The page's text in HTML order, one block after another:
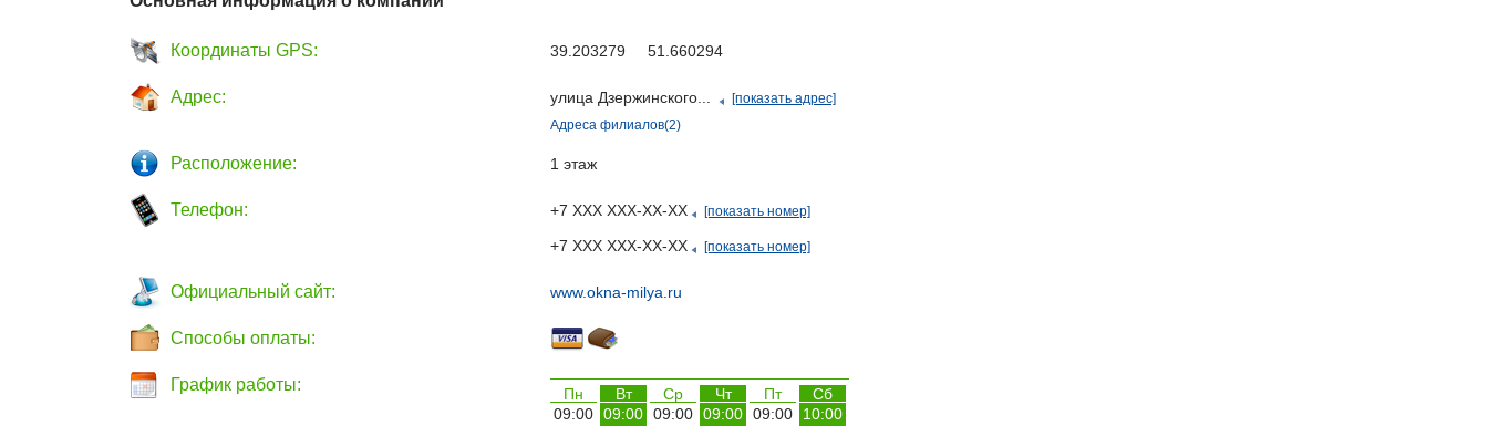
Координаты GPS: 39.203279 51.660294
Адрес: улица Дзержинского...
[показать адрес]
Адреса филиалов(2)
Расположение: 1 этаж
Телефон: +7 ХХХ ХХХ-ХХ-ХХ [показать номер]
+7 ХХХ ХХХ-ХХ-ХХ [показать номер]
Официальный сайт: www.okna-milya.ru
Способы оплаты:
График работы: Пн Вт Ср Чт Пт
Сб
09:00 09:00 09:00 09:00 09:00
10:00